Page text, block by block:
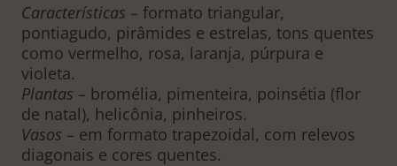
Características – formato triangular,
pontiagudo, pirâmides e estrelas, tons quentes
como vermelho, rosa, laranja, púrpura e
violeta.
Plantas – bromélia, pimenteira, poinsétia (flor
de natal), helicônia, pinheiros.
Vasos – em formato trapezoidal, com relevos
diagonais e cores quentes.